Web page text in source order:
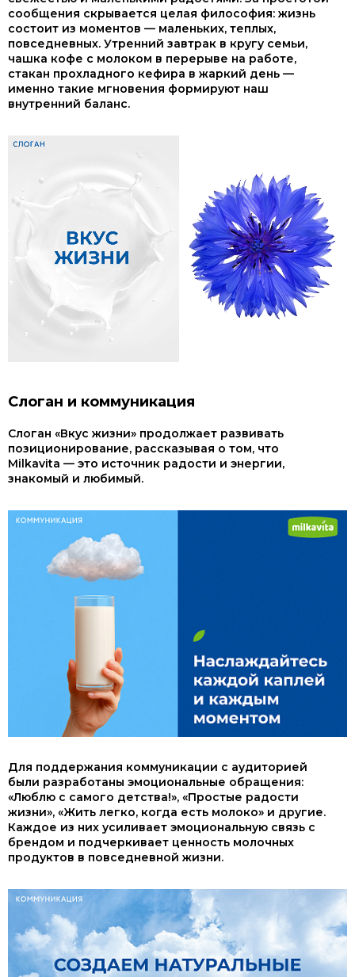
сообщения скрывается целая философия: жизнь
состоит из моментов — маленьких, теплых,
повседневных. Утренний завтрак в кругу семьи,
чашка кофе с молоком в перерыве на работе,
стакан прохладного кефира в жаркий день —
именно такие мгновения формируют наш
внутренний баланс.
Слоган и коммуникация
Слоган «Вкус жизни» продолжает развивать
позиционирование, рассказывая о том, что
Milkavita — это источник радости и энергии,
знакомый и любимый.
Для поддержания коммуникации с аудиторией
были разработаны эмоциональные обращения:
«Люблю с самого детства!», «Простые радости
жизни», «Жить легко, когда есть молоко» и другие.
Каждое из них усиливает эмоциональную связь с
брендом и подчеркивает ценность молочных
продуктов в повседневной жизни.